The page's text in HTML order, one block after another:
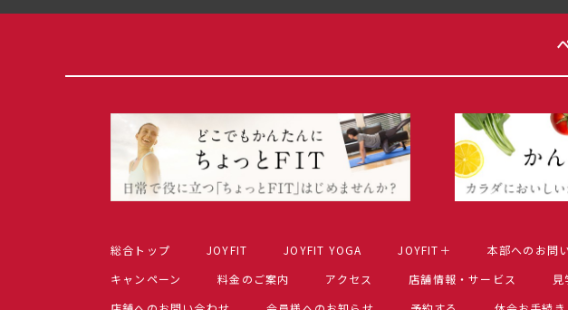
総合トップ JOYFIT JOYFIT YOGA JOYFIT＋ 本部へのお問
キャンペーン
料金のご案内 アクセス 店舗情報・サービス